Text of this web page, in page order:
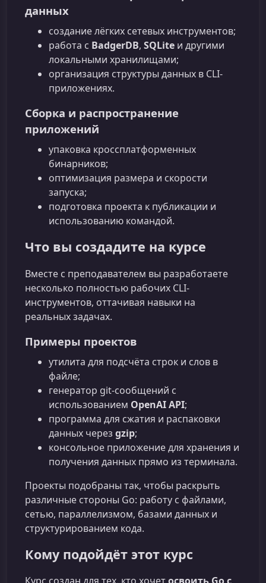
данных
создание лёгких сетевых инструментов;
работа с BadgerDB, SQLite и другими
локальными хранилищами;
организация структуры данных в CLI-
приложениях.
Сборка и распространение
приложений
упаковка кроссплатформенных
бинарников;
оптимизация размера и скорости
запуска;
подготовка проекта к публикации и
использованию командой.
Что вы создадите на курсе
Вместе с преподавателем вы разработаете
несколько полностью рабочих CLI-
инструментов, оттачивая навыки на
реальных задачах.
Примеры проектов
утилита для подсчёта строк и слов в
файле;
генератор git-сообщений с
использованием OpenAI API;
программа для сжатия и распаковки
данных через gzip;
консольное приложение для хранения и
получения данных прямо из терминала.
Проекты подобраны так, чтобы раскрыть
различные стороны Go: работу с файлами,
сетью, параллелизмом, базами данных и
структурированием кода.
Кому подойдёт этот курс